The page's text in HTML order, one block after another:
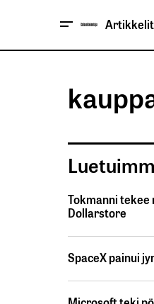
Artikkelit
Tokmanni
Dollarstore
SpaceX painui